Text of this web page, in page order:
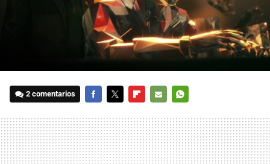
2 comentarios
MAIL